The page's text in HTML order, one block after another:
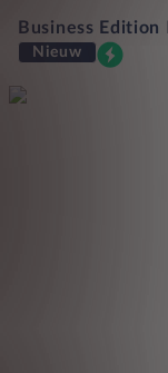
Business Edition
Nieuw